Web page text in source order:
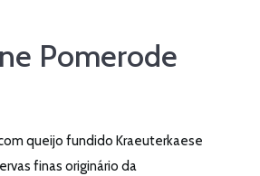
Pomerode
queijo fundido Kraeuterkaese
finas originário da